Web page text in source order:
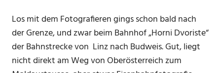
Los mit dem Fotografieren gings schon bald nach
der Grenze, und zwar beim Bahnhof „Horni Dvoriste“
der Bahnstrecke von Linz nach Budweis. Gut, liegt
nicht direkt am Weg von Oberösterreich zum